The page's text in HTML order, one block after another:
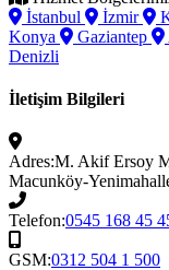
İstanbul
İzmir
Konya
Gaziantep
Denizli
İletişim Bilgileri
Adres:M. Akif Ersoy
Macunköy-
Telefon:0545 168 45
GSM:0312 504 1 500